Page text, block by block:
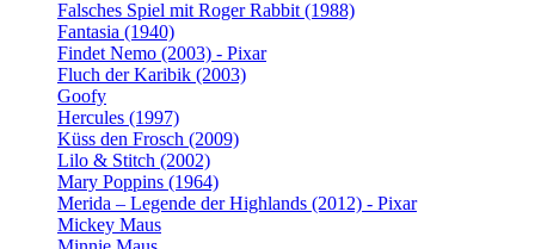
Falsches Spiel mit Roger Rabbit (1988)
Fantasia (1940)
Findet Nemo (2003) - Pixar
Fluch der Karibik (2003)
Goofy
Hercules (1997)
Küss den Frosch (2009)
Lilo & Stitch (2002)
Mary Poppins (1964)
Merida – Legende der Highlands (2012) - Pixar
Mickey Maus